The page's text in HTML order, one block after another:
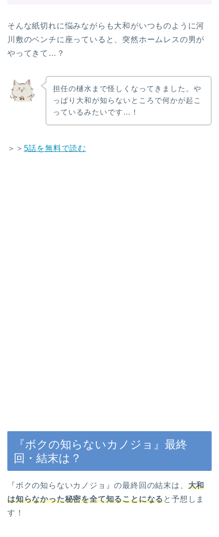
そんな紙切れに悩みながらも大和がいつものように河
川敷のベンチに座っていると、突然ホームレスの男が
やってきて…？
担任の樋水まで怪しくなってきました。や
っぱり大和が知らないところで何かが起こ
っているみたいです…！
＞＞ 5話を無料で読む
『ボクの知らないカノジョ』最終
回・結末は？
『ボクの知らないカノジョ』の最終回の結末は、 大和
は知らなかった秘密を全て知ることになると予想しま
す！